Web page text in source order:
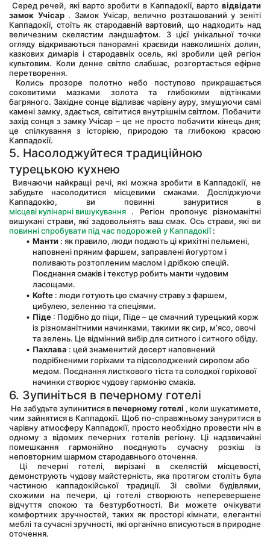
Серед речей, які варто зробити в Каппадокії, варто відвідати
замок Учісар . Замок Учісар, велично розташований у зеніті
Каппадокії, стоїть як стародавній вартовий, що надходить над
величезним скелястим ландшафтом. З цієї унікальної точки
огляду відкриваються панорамні краєвиди навколишніх долин,
казкових димарів і стародавніх осель, які зробили цей регіон
культовим. Коли денне світло слабшає, розгортається ефірне
перетворення.
соковитими мазками золота та глибокими відтінками
багряного. Західне сонце відливає чарівну ауру, змушуючи самі
камені замку, здається, світитися внутрішнім світлом. Побачити
захід сонця з замку Учісар – це не просто побачити кінець дня;
це спілкування з історією, природою та глибокою красою
Каппадокії.
5. Насолоджуйтеся традиційною
турецькою кухнею
забудьте насолодитися місцевими смаками. Досліджуючи
Каппадокію, ви повинні зануритися в
місцеві кулінарні вишукування . Регіон пропонує різноманітні
вишукані страви, які задовольнять ваш смак. Ось страви, які ви
повинні спробувати під час подорожей у Каппадокії :
Манти : як правило, люди подають ці крихітні пельмені,
наповнені пряним фаршем, заправлені йогуртом і
поливають розтопленим маслом і дрібкою спецій.
Поєднання смаків і текстур робить манти чудовим
ласощами.
Kofte : люди готують цю смачну страву з фаршем,
цибулею, зеленню та спеціями.
Піде : Подібно до піци, Піде – це смачний турецький корж
із різноманітними начинками, такими як сир, м’ясо, овочі
та зелень. Це відмінний вибір для ситного і ситного обіду.
Пахлава : цей знаменитий десерт наповнений
подрібненими горіхами та підсолоджений сиропом або
медом. Поєднання листкового тіста та солодкої горіхової
начинки створює чудову гармонію смаків.
6. Зупиніться в печерному готелі
Не забудьте зупинитися в печерному готелі , коли шукатимете,
чим зайнятися в Каппадокії. Щоб по-справжньому зануритися в
чарівну атмосферу Каппадокії, просто необхідно провести ніч в
одному з відомих печерних готелів регіону. Ці надзвичайні
помешкання гармонійно поєднують сучасну розкіш із
неповторним шармом стародавнього оточення.
демонструють чудову майстерність, яка протягом століть була
частиною каппадокійської традиції. Зі своїми будівлями,
схожими на печери, ці готелі створюють неперевершене
відчуття спокою та безтурботності. Ви можете очікувати
комфортних зручностей, таких як просторі кімнати, елегантні
меблі та сучасні зручності, які органічно вписуються в природне
оточення.